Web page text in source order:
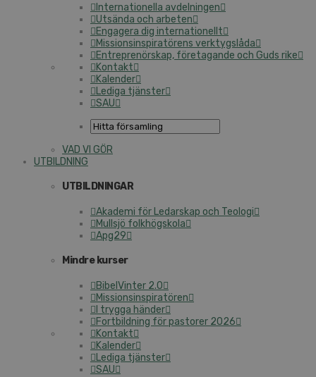
Internationella avdelningen
Utsända och arbeten
Engagera dig internationellt
Missionsinspiratörens verktygslåda
Entreprenörskap, företagande och Guds rike
Kontakt
Kalender
Lediga tjänster
SAU
VAD VI GÖR
UTBILDNING
UTBILDNINGAR
Akademi för Ledarskap och Teologi
Mullsjö folkhögskola
Apg29
Mindre kurser
BibelVinter 2.0
Missionsinspiratören
I trygga händer
Fortbildning för pastorer 2026
Kontakt
Kalender
Lediga tjänster
SAU